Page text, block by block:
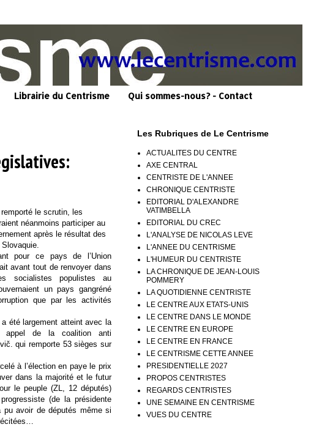
Librairie du Centrisme Qui sommes-nous? - Contact
remporté le scrutin, les
néanmoins participer au
après le résultat des
pour ce pays de l’Union
avant tout de renvoyer dans
socialistes populistes au
un pays gangréné
que par les activités
été largement atteint avec la
appel de la coalition anti
qui remporte 53 sièges sur
à l’élection en paye le prix
dans la majorité et le futur
le peuple (ZL, 12 députés)
(de la présidente
pu avoir de députés même si
Les Rubriques de Le Centrisme
ACTUALITES DU CENTRE
AXE CENTRAL
CENTRISTE DE L'ANNEE
CHRONIQUE CENTRISTE
EDITORIAL D'ALEXANDRE
VATIMBELLA
EDITORIAL DU CREC
L'ANALYSE DE NICOLAS LEVE
L'ANNEE DU CENTRISME
L'HUMEUR DU CENTRISTE
LA CHRONIQUE DE JEAN-LOUIS
POMMERY
LA QUOTIDIENNE CENTRISTE
LE CENTRE AUX ETATS-UNIS
LE CENTRE DANS LE MONDE
LE CENTRE EN EUROPE
LE CENTRE EN FRANCE
LE CENTRISME CETTE ANNEE
PRESIDENTIELLE 2027
PROPOS CENTRISTES
REGARDS CENTRISTES
UNE SEMAINE EN CENTRISME
VUES DU CENTRE